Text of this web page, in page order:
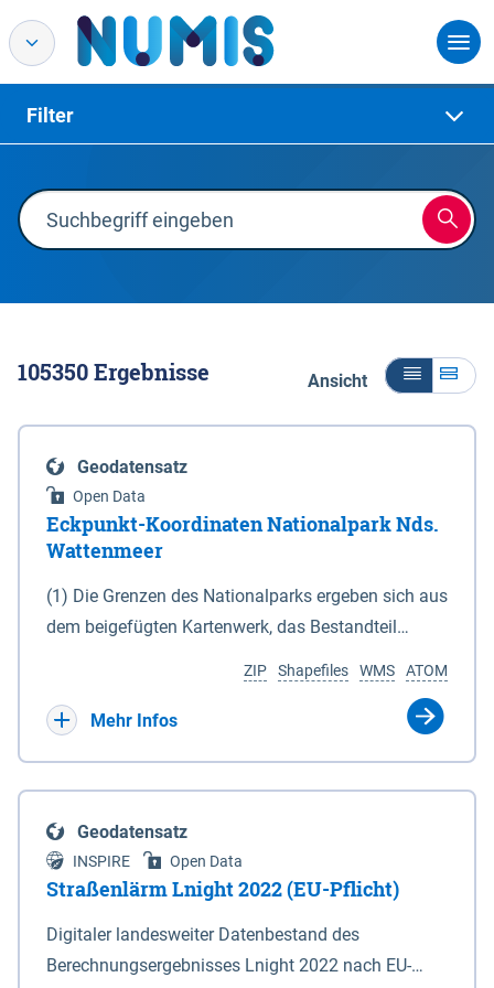
Filter
105350Ergebnisse Ansicht
Geodatensatz
Open Data
Eckpunkt-Koordinaten Nationalpark Nds.
Wattenmeer
(1) Die Grenzen des Nationalparks ergeben sich aus
dem beigefügten Kartenwerk, das Bestandteil
(DTK) im Maßstab 1 : 100 000 (Anlage 2), 2.
verkleinerte Amtliche Karte 1 : 5 000 (AK5) im
projizierte Koordinaten im Europäischen
Terrestrischen Referenzsystem 1989 (ETRS 89) mit
der Universalen Transversalen Mercator-Abbildung
bezogen auf die Zone 32 N (UTM 32N) dargestellt
(Anlage 4); Gleiches gilt für die geografischen
ATOM
WMS
Shapefiles
ZIP
Mehr Infos
Geodatensatz
INSPIRE Open Data
Straßenlärm Lnight 2022 (EU-Pflicht)
Digitaler landesweiter Datenbestand des
Berechnungsergebnisses Lnight 2022 nach EU-